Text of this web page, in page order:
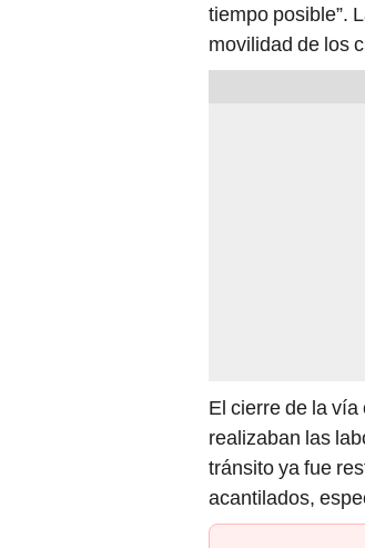
tiempo posible”.
movilidad de los
El cierre de la
realizaban las
tránsito ya fue
acantilados,